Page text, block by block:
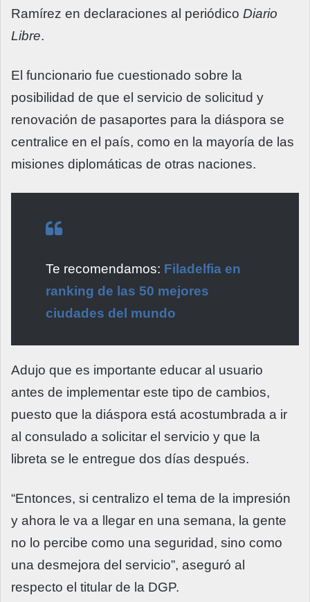
Ramírez en declaraciones al periódico Diario
Libre.
El funcionario fue cuestionado sobre la
posibilidad de que el servicio de solicitud y
renovación de pasaportes para la diáspora se
centralice en el país, como en la mayoría de las
misiones diplomáticas de otras naciones.
Te recomendamos: Filadelfia en
ranking de las 50 mejores
ciudades del mundo
Adujo que es importante educar al usuario
antes de implementar este tipo de cambios,
puesto que la diáspora está acostumbrada a ir
al consulado a solicitar el servicio y que la
libreta se le entregue dos días después.
“Entonces, si centralizo el tema de la impresión
y ahora le va a llegar en una semana, la gente
no lo percibe como una seguridad, sino como
una desmejora del servicio”, aseguró al
respecto el titular de la DGP.